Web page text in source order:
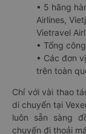
• 5 hãng
Airlines,
Vietravel
• Tổng
• Các đơn
trên toàn
Chỉ với vài thao
di chuyển tại
luôn sẵn sàng
chuyến đi thoải